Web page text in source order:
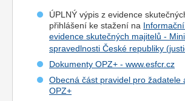
ÚPLNÝ výpis z evidence
přihlášení ke stažení na
evidence skutečných majitelů -
spravedlnosti České republiky
Dokumenty OPZ+ - www.esfcr.cz
Obecná část pravidel pro žadatele
OPZ+